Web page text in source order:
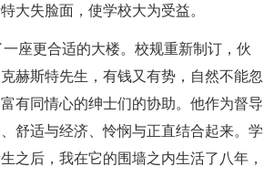
大失脸面，使学校大为受益。
座更合适的大楼。校规重新制订，伙
赫斯特先生，有钱又有势，自然不能忽
有同情心的绅士们的协助。他作为督导
舒适与经济、怜悯与正直结合起来。学
之后，我在它的围墙之内生活了八年，